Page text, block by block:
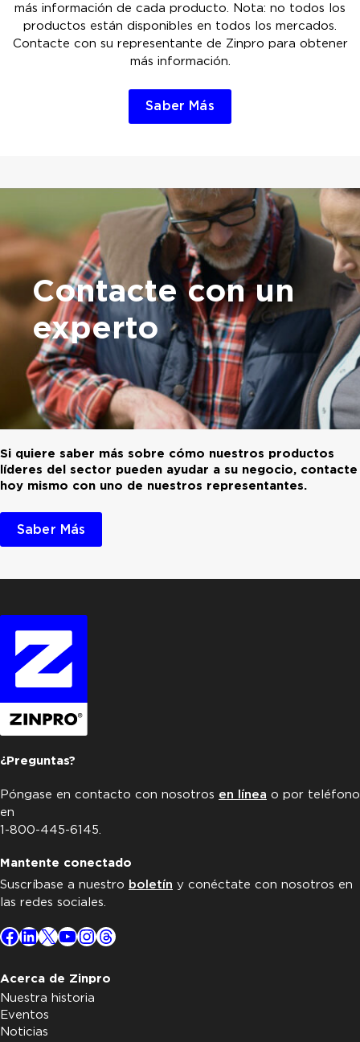
más información de cada producto. Nota: no todos los
productos están disponibles en todos los mercados.
Contacte con su representante de Zinpro para obtener
más información.
Saber Más
Contacte con un
experto
Si quiere saber más sobre cómo nuestros productos
líderes del sector pueden ayudar a su negocio, contacte
hoy mismo con uno de nuestros representantes.
Saber Más
¿Preguntas?
Póngase en contacto con nosotros en línea o por teléfono
en
1-800-445-6145.
Mantente conectado
Suscríbase a nuestro boletín y conéctate con nosotros en
las redes sociales.
Facebook
LinkedIn
X YouTube
Instagram
Threads
Acerca de Zinpro
Nuestra historia
Eventos
Noticias